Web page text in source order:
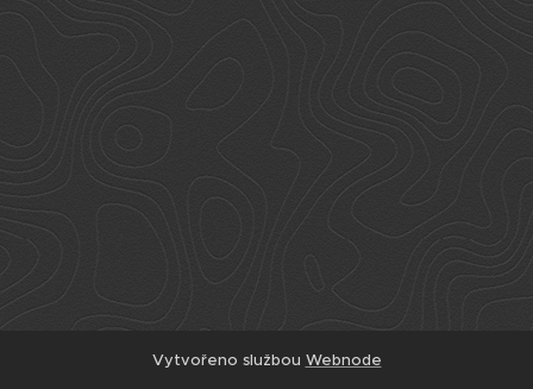
Vytvořeno službou Webnode